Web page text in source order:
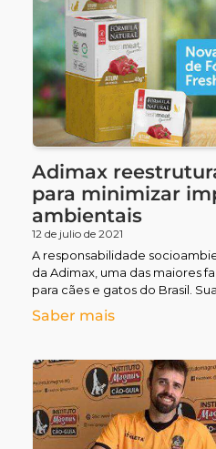
Pet
Visita
Adimax
para minimizar
ambientais
12 de julio de 2021
A responsabilidade
da Adimax, uma das maiores
para cães e gatos do Brasil.
Saber mais